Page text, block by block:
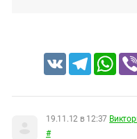
VK Telegram
19.11.12 в 12:37
#